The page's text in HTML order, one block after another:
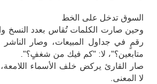
السوق تدخل على الخط
وحين صارت الكلمات تُقاس بعدد النسخ
رقمٍ في جداول المبيعات، وصار
متابعين؟"، لا: "كم فيك من شغفٍ؟".
صار القارئ يركض خلف الأسماء
لا المعنى.